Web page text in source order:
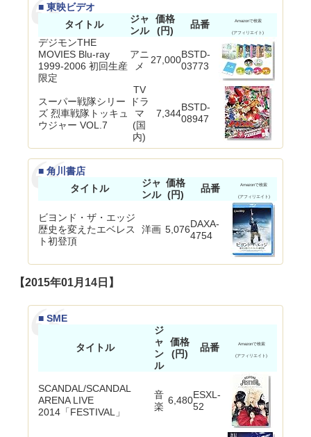
■ 東映ビデオ
タイトル
ジャ
ンル
価格
(円)
品番 Amazonで検索
(アフィリエイト)
デジモンTHE
MOVIES Blu-ray
1999-2006 初回生産
限定
アニ
メ
27,000BSTD-
03773
スーパー戦隊シリー
ズ 烈車戦隊トッキュ
ウジャー VOL.7
TV
ドラ
マ
(国
内)
7,344
BSTD-
08947
■ 角川書店
タイトル
ジャ
ンル
価格
(円)
品番 Amazonで検索
(アフィリエイト)
ビヨンド・ザ・エッジ
歴史を変えたエベレス
ト初登頂
洋画 5,076DAXA-
4754
【2015年01月14日】
■ SME
タイトル
ジ
ャ
ン
ル
価格
(円)
品番 Amazonで検索
(アフィリエイト)
SCANDAL/SCANDAL
ARENA LIVE
2014「FESTIVAL」
音
楽
6,480ESXL-
52